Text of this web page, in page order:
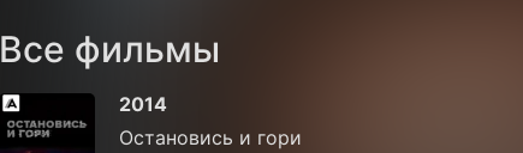
Все фильмы
2014
Остановись и гори